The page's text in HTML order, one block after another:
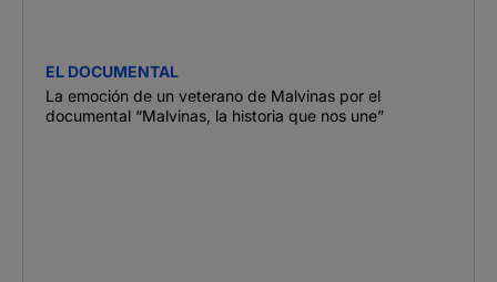
EL DOCUMENTAL
La emoción de un veterano de Malvinas por el
documental “Malvinas, la historia que nos une”